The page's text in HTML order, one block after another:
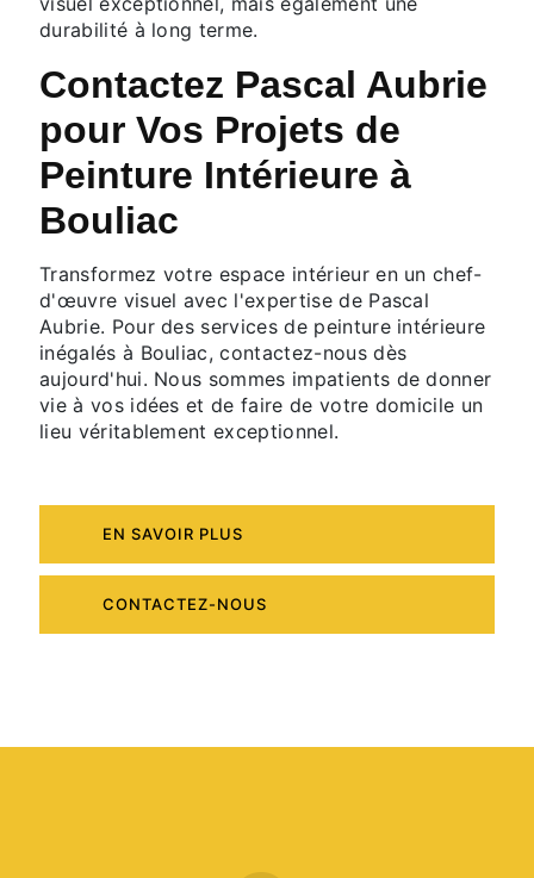
durabilité à long terme.
Contactez Pascal Aubrie
pour Vos Projets de
Peinture Intérieure à
Bouliac
Transformez votre espace intérieur en un chef-
d'œuvre visuel avec l'expertise de Pascal
Aubrie. Pour des services de peinture intérieure
inégalés à Bouliac, contactez-nous dès
aujourd'hui. Nous sommes impatients de donner
vie à vos idées et de faire de votre domicile un
lieu véritablement exceptionnel.
EN SAVOIR PLUS
CONTACTEZ-NOUS